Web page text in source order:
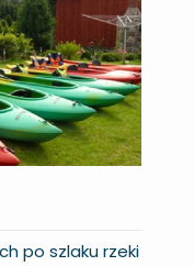
po szlaku rzeki